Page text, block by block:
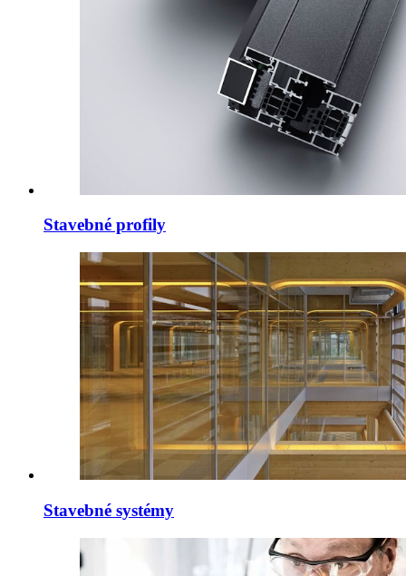
Stavebné profily
Stavebné systémy